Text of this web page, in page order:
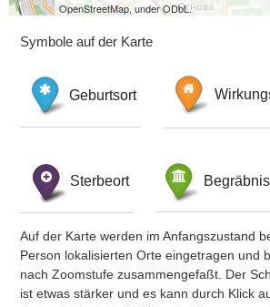
OpenStreetMap, under ODbL.
Symbole auf der Karte
Geburtsort
Sterbeort
Auf der Karte werden im Anfangszustand
Person lokalisierten Orte eingetragen und
nach Zoomstufe zusammengefaßt. Der
ist etwas stärker und es kann durch Klick